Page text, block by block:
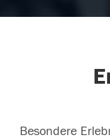
Besondere